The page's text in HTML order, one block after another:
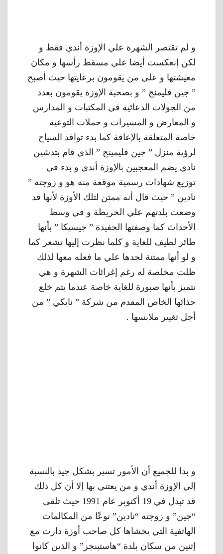
و لم تقتصر الشهرة علي الإوزة أندي فقط و
لكن إنعكست أيضا علي مسقط رأسها و مكان
معيشتها و علي من يقومون برعايتها حيث أصبح
” جين فليمنج ” و بصحبة الإوزة يقومون بعدد
من الجولات الدعائية في المكتبات و المدارس
و المعارض و المسيرات و حملات التوعية
خاصة المتعلقة بالإعاقة كما بدء توافد السياح
لرؤية منزل ” جين فليمينج ” الذي قام بتدشين
نادي يضم المعجبين بالإوزة أندي و بدء في
توزيع شهادات رسمية موقعة منه هو و زوجته ”
نادين ” حيث قال أنه ممتن لتلك الأوزة لأنها قد
وضعت بلدتهم علي الخريطة و في وسط
الأحداث كما وصفتها الحفيدة ” جيسيكا ” بأنها
طائر لطيف للغاية و كلما نظرت إليها تشعر كما
و لو أنها ممتنة لجدها علي ما فعله معها لذلك
ظلت مخلصة له رغم إغرائات الشهرة و هي
تتميز بأنها صبورة للغاية خاصة عندما يتم خلع
حذائها الخاص المقدم من شركة ” نايكي ” من
أجل تغيير ملابسها .
و بدا للجميع أن الأمور تسير بشكل جيد بالنسبة
إلي الإوزة أندي و من يعتني بها إلا أن كل ذلك
قد تبدل في 19 أكتوبر عام 1991 حيث تلقى
“جين” و زوجته “نادين” نوعًا من المكالمات
الهاتفية التي يخشاها كل صاحب أوزة دارت مع
إثنين من سكان بلدة “هاستينجز” و الذين كانوا